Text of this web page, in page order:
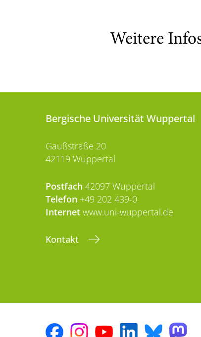
Weitere
Bergische Universität Wuppertal
Gaußstraße 20
42119 Wuppertal
Postfach 42097 Wuppertal
Telefon +49 202 439-0
Internet www.uni-wuppertal.de
Kontakt